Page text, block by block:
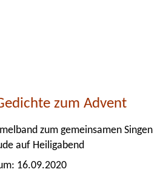
zum Advent
zum gemeinsamen Singen
auf Heiligabend
16.09.2020